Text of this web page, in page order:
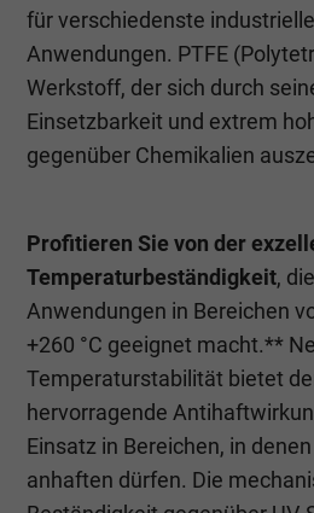
für verschiedenste
Anwendungen. PTFE
Werkstoff, der sich durch
Einsetzbarkeit und extrem
gegenüber Chemikalien
Profitieren Sie von der
Temperaturbeständigkeit,
Anwendungen in Bereichen
+260 °C geeignet macht.**
Temperaturstabilität bietet
hervorragende
Einsatz in Bereichen, in
anhaften dürfen. Die